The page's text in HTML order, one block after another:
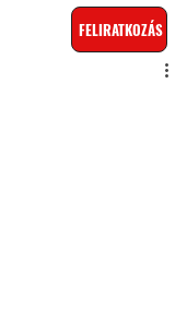
FELIRATKOZÁS